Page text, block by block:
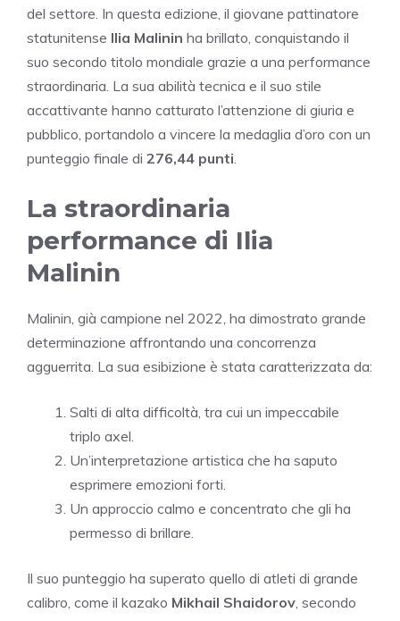
del settore. In questa edizione, il giovane pattinatore
statunitense Ilia Malinin ha brillato, conquistando il
suo secondo titolo mondiale grazie a una performance
straordinaria. La sua abilità tecnica e il suo stile
accattivante hanno catturato l’attenzione di giuria e
pubblico, portandolo a vincere la medaglia d’oro con un
punteggio finale di 276,44 punti
La straordinaria
performance di Ilia
Malinin
Malinin, già campione nel 2022, ha dimostrato grande
determinazione affrontando una concorrenza
agguerrita. La sua esibizione è stata caratterizzata da:
Salti di alta difficoltà, tra cui un impeccabile
triplo axel.
Un’interpretazione artistica che ha saputo
esprimere emozioni forti.
Un approccio calmo e concentrato che gli ha
permesso di brillare.
Il suo punteggio ha superato quello di atleti di grande
calibro, come il kazako Mikhail Shaidorov , secondo